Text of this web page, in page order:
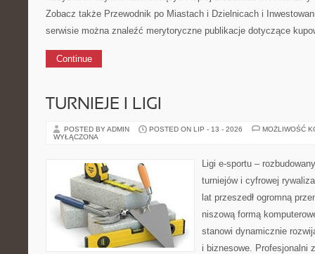
Zobacz także Przewodnik po Miastach i Dzielnicach i
serwisie można znaleźć merytoryczne publikacje dotyczące
Continue
TURNIEJE I LIGI
POSTED BY ADMIN POSTED ON LIP - 13 - 2026
MOŻLIWOŚĆ
WYŁĄCZONA
Ligi e-sportu –
turniejów i cyfrowej
lat przeszedł ogromną
niszową formą
stanowi dynamicznie
i biznesowe. Profesjonalni